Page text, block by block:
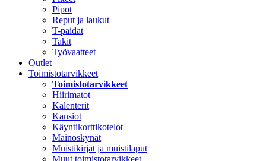
Pipot
Reput ja laukut
T-paidat
Takit
Työvaatteet
Outlet
Toimistotarvikkeet
Toimistotarvikkeet
Hiirimatot
Kalenterit
Kansiot
Käyntikorttikotelot
Mainoskynät
Muistikirjat ja muistilaput
Muut toimistotarvikkeet